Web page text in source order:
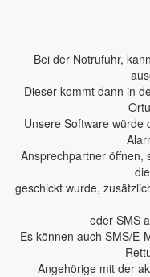
Bei der Notrufuhr,
Dieser kommt dann in
Unsere Software würde
Ansprechpartner öffnen,
geschickt wurde,
oder SMS
Es können auch SMS/
Angehörige mit der